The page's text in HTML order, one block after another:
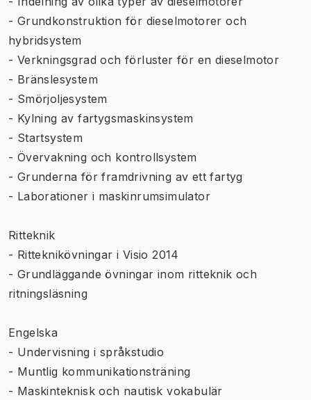
- Grundkonstruktion för dieselmotorer och
hybridsystem
- Verkningsgrad och förluster för en dieselmotor
- Bränslesystem
- Smörjoljesystem
- Kylning av fartygsmaskinsystem
- Startsystem
- Övervakning och kontrollsystem
- Grunderna för framdrivning av ett fartyg
- Laborationer i maskinrumsimulator
Ritteknik
- Ritteknikövningar i Visio 2014
- Grundläggande övningar inom ritteknik och
ritningsläsning
Engelska
- Undervisning i språkstudio
- Muntlig kommunikationsträning
- Maskinteknisk och nautisk vokabulär